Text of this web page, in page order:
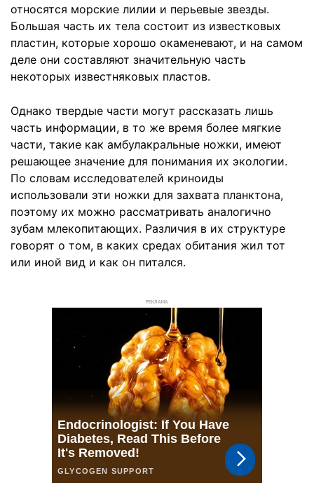
относятся морские лилии и перьевые звезды.
Большая часть их тела состоит из известковых
пластин, которые хорошо окаменевают, и на самом
деле они составляют значительную часть
некоторых известняковых пластов.
Однако твердые части могут рассказать лишь
часть информации, в то же время более мягкие
части, такие как амбулакральные ножки, имеют
решающее значение для понимания их экологии.
По словам исследователей криноиды
использовали эти ножки для захвата планктона,
поэтому их можно рассматривать аналогично
зубам млекопитающих. Различия в их структуре
говорят о том, в каких средах обитания жил тот
или иной вид и как он питался.
РЕКЛАМА